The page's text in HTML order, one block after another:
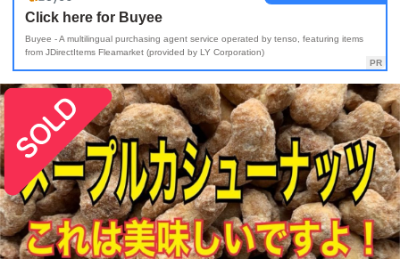
Click here for Buyee
Buyee - A multilingual purchasing agent service operated by tenso, featuring items
from JDirectItems Fleamarket (provided by LY Corporation)